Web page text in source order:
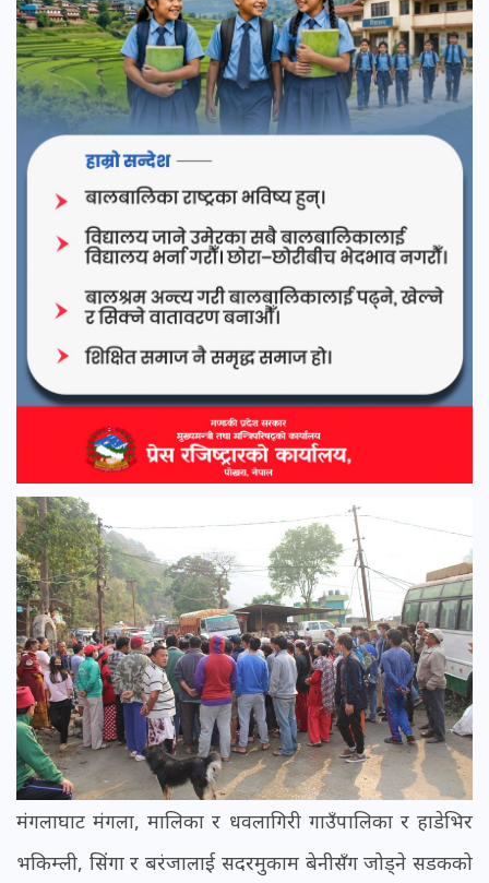
मंगलाघाट मंगला, मालिका र धवलागिरी गाउँपालिका र हाडेभिर
भकिम्ली, सिंगा र बरंजालाई सदरमुकाम बेनीसँग जोड्ने सडकको